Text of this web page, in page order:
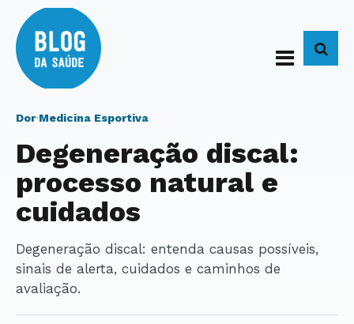
Dor·Medicina Esportiva
Degeneração discal:
processo natural e
cuidados
Degeneração discal: entenda causas possíveis,
sinais de alerta, cuidados e caminhos de
avaliação.